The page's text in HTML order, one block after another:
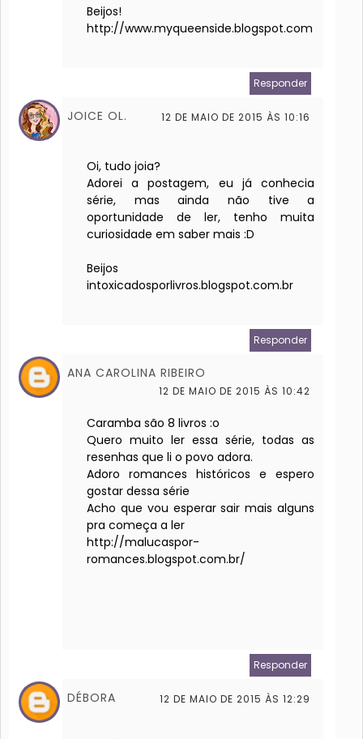
Beijos!
http://www.myqueenside.blogspot.com
Responder
JOICE OL. 12 DE MAIO DE 2015 ÀS 10:16
Oi, tudo joia?
Adorei a postagem, eu já conhecia
série, mas ainda não tive a
oportunidade de ler, tenho muita
curiosidade em saber mais :D
Beijos
intoxicadosporlivros.blogspot.com.br
Responder
ANA CAROLINA RIBEIRO
12 DE MAIO DE 2015 ÀS 10:42
Caramba são 8 livros :o
Quero muito ler essa série, todas as
resenhas que li o povo adora.
Adoro romances históricos e espero
gostar dessa série
Acho que vou esperar sair mais alguns
pra começa a ler
http://malucaspor-
romances.blogspot.com.br/
Responder
DÉBORA 12 DE MAIO DE 2015 ÀS 12:29